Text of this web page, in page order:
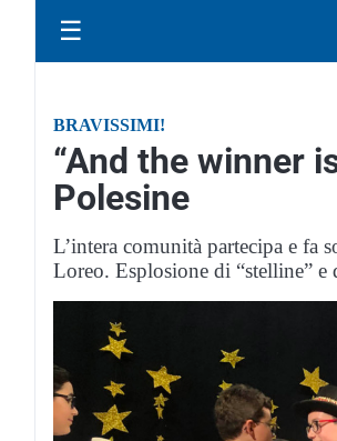
☰
BRAVISSIMI!
“And the winner
Polesine
L’intera comunità partecipa e fa
Loreo. Esplosione di “stelline”